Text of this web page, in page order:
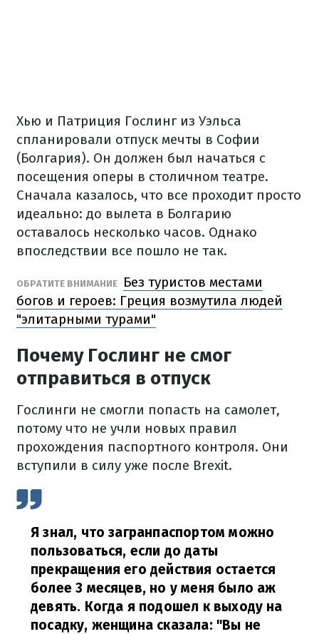
Хью и Патриция Гослинг из Уэльса
спланировали отпуск мечты в Софии
(Болгария). Он должен был начаться с
посещения оперы в столичном театре.
Сначала казалось, что все проходит просто
идеально: до вылета в Болгарию
оставалось несколько часов. Однако
впоследствии все пошло не так.
ОБРАТИТЕ ВНИМАНИЕ
Без туристов местами
богов и героев: Греция возмутила людей
"элитарными турами"
Почему Гослинг не смог
отправиться в отпуск
Гослинги не смогли попасть на самолет,
потому что не учли новых правил
прохождения паспортного контроля. Они
вступили в силу уже после Brexit.
Я знал, что загранпаспортом можно
пользоваться, если до даты
прекращения его действия остается
более 3 месяцев, но у меня было аж
девять. Когда я подошел к выходу на
посадку, женщина сказала: "Вы не